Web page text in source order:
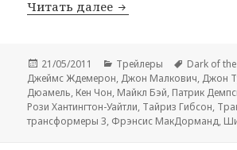
Читать далее Новый трейлер
Опубликовано
21/05/2011 Рубрики
Трейлеры Метки
Dark of
Джеймс Ждемерон, Джон Малкович, Джон
Дюамель, Кен Чон, Майкл Бэй, Патрик
Рози Хантингтон-Уайтли, Тайриз Гибсон,
трансформеры 3, Фрэнсис МакДорманд,